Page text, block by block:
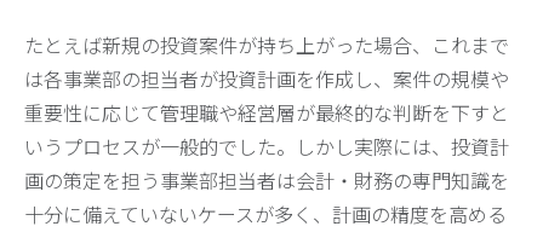
たとえば新規の投資案件が持ち上がった場合、これまで
は各事業部の担当者が投資計画を作成し、案件の規模や
重要性に応じて管理職や経営層が最終的な判断を下すと
いうプロセスが一般的でした。しかし実際には、投資計
画の策定を担う事業部担当者は会計・財務の専門知識を
十分に備えていないケースが多く、計画の精度を高める